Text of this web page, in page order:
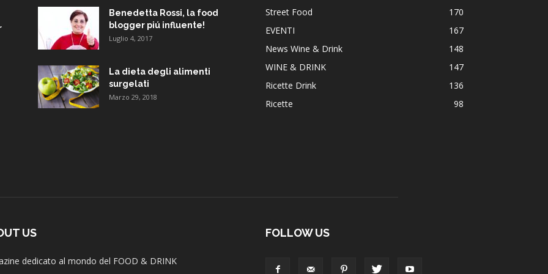
Benedetta Rossi, la food
blogger piú influente!
Luglio 4, 2017
La dieta degli alimenti
surgelati
Marzo 29, 2018
Street Food
170
EVENTI
167
News Wine & Drink
148
WINE & DRINK
147
Ricette Drink
136
Ricette
98
US
dedicato al mondo del FOOD & DRINK
FOLLOW US